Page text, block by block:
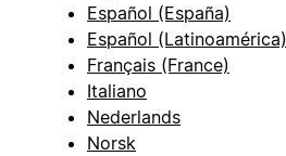
Español (España)
Español (Latinoamérica)
Français (France)
Italiano
Nederlands
Norsk